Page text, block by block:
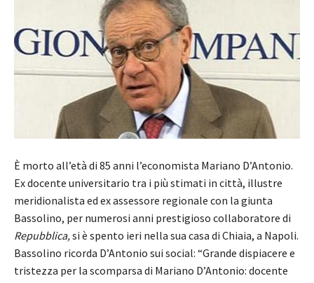
È morto all’età di 85 anni l’economista Mariano D’Antonio.
Ex docente universitario tra i più stimati in città, illustre
meridionalista ed ex assessore regionale con la giunta
Bassolino, per numerosi anni prestigioso collaboratore di
Repubblica,si è spento ieri nella sua casa di Chiaia, a Napoli.
Bassolino ricorda D’Antonio sui social: “Grande dispiacere e
tristezza per la scomparsa di Mariano D’Antonio: docente